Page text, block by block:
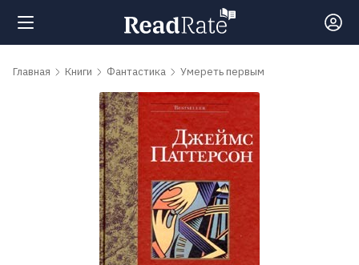
Поиск
Главная Книги Фантастика Умереть первым